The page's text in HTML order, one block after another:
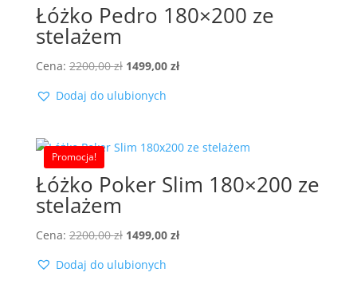
Łóżko Pedro 180×200 ze
stelażem
Cena: 2200,00zł Pierwotna
wynosiła:
1499,00 złAktualna
Dodaj do ulubionych
Promocja!
Łóżko Poker Slim 180×200 ze
stelażem
Cena: 2200,00zł Pierwotna
wynosiła:
1499,00 złAktualna
Dodaj do ulubionych